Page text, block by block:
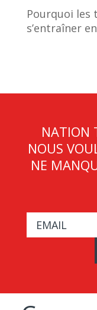
Pourquoi les
s’entraîner
NATION
NOUS
NE